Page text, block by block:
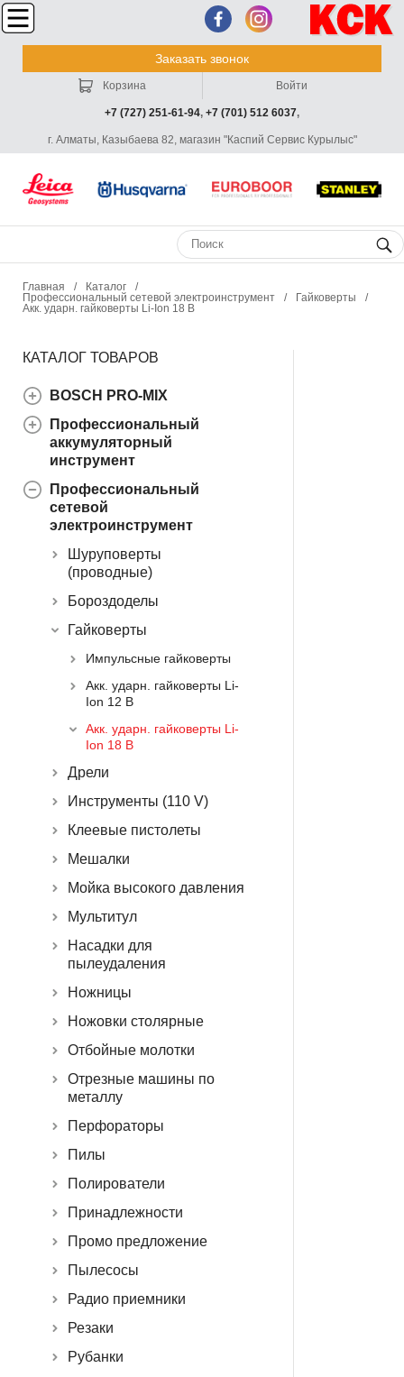
Заказать звонок
+7 (727) 251-61-94, +7 (701) 512 6037,
г. Алматы, Казыбаева 82, магазин "Каспий Сервис Курылыс"
Корзина Войти
Главная / Каталог
/
Профессиональный сетевой электроинструмент
/ Гайковерты
/
Акк. ударн. гайковерты Li-Ion 18 В
КАТАЛОГ ТОВАРОВ
BOSCH PRO-MIX
Профессиональный
аккумуляторный
инструмент
Профессиональный
сетевой
электроинструмент
Шуруповерты
(проводные)
Бороздоделы
Гайковерты
Импульсные гайковерты
Акк. ударн. гайковерты Li-
Ion 12 В
Акк. ударн. гайковерты Li-
Ion 18 В
Дрели
Инструменты (110 V)
Клеевые пистолеты
Мешалки
Мойка высокого давления
Мультитул
Насадки для
пылеудаления
Ножницы
Ножовки столярные
Отбойные молотки
Отрезные машины по
металлу
Перфораторы
Пилы
Полирователи
Принадлежности
Промо предложение
Пылесосы
Радио приемники
Резаки
Рубанки